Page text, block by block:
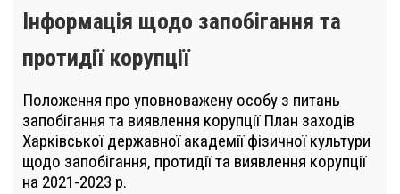
Інформація щодо запобігання та
протидії корупції
Положення про уповноважену особу з питань
запобігання та виявлення корупції План заходів
Харківської державної академії фізичної культури
щодо запобігання, протидії та виявлення корупції
на 2021-2023 р.